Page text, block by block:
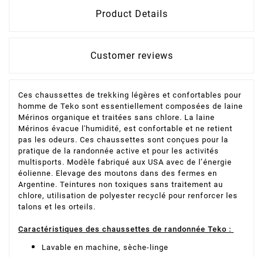
Product Details
Customer reviews
Ces chaussettes de trekking légères et confortables pour
homme de Teko sont essentiellement composées de laine
Mérinos organique et traitées sans chlore. La laine
Mérinos évacue l'humidité, est confortable et ne retient
pas les odeurs. Ces chaussettes sont conçues pour la
pratique de la randonnée active et pour les activités
multisports. Modèle fabriqué aux USA avec de l’énergie
éolienne. Elevage des moutons dans des fermes en
Argentine. Teintures non toxiques sans traitement au
chlore, utilisation de polyester recyclé pour renforcer les
talons et les orteils.
Caractéristiques des chaussettes de randonnée Teko :
Lavable en machine, sèche-linge